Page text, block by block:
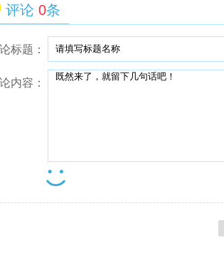
评论 0条
标题：
内容：